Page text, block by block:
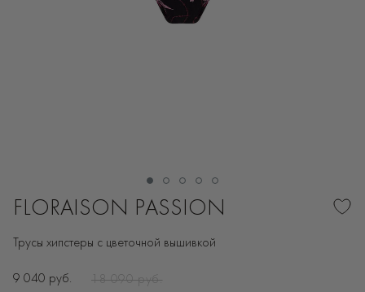
FLORAISON PASSION
Трусы хипстеры с цветочной вышивкой
9 040 руб. 18 090 руб.